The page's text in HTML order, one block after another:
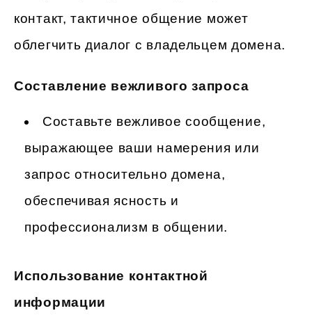
контакт, тактичное общение может
облегчить диалог с владельцем домена.
Составление вежливого запроса
Составьте вежливое сообщение,
выражающее ваши намерения или
запрос относительно домена,
обеспечивая ясность и
профессионализм в общении.
Использование контактной
информации